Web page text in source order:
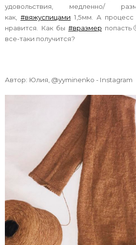
удовольствия, медленно/
как, #вяжуспицами 1,5мм. А процесс
нравится. Как бы #вразмер
все-таки получится?
Автор: Юлия, @yyminenko - Instagram